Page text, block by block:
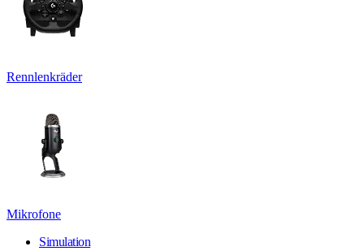
Rennlenkräder
Mikrofone
Simulation